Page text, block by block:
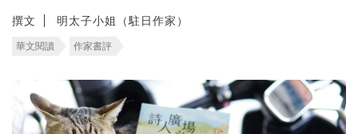
撰文 明太子小姐（駐日作家）
華文閱讀 作家書評